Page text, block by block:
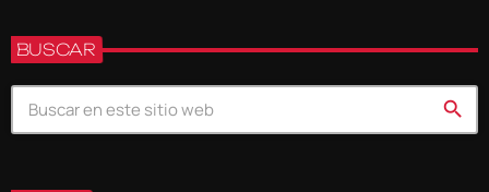
BUSCAR
search